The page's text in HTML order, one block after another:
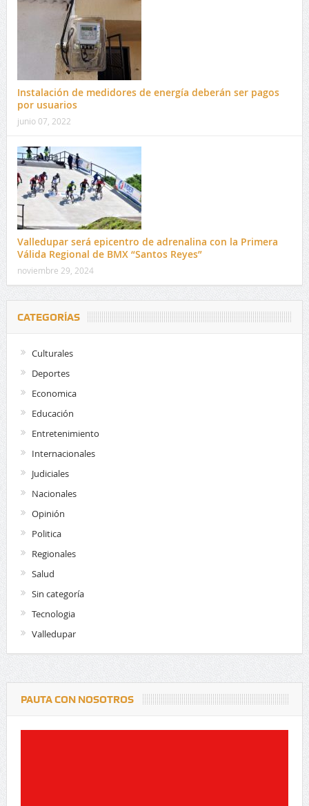
Instalación de medidores de energía deberán ser pagos
por usuarios
junio 07, 2022
Valledupar será epicentro de adrenalina con la Primera
Válida Regional de BMX “Santos Reyes”
noviembre 29, 2024
CATEGORÍAS
Culturales
Deportes
Economica
Educación
Entretenimiento
Internacionales
Judiciales
Nacionales
Opinión
Politica
Regionales
Salud
Sin categoría
Tecnologia
Valledupar
PAUTA CON NOSOTROS